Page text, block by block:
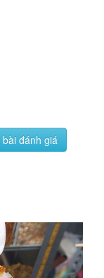
bài đánh giá